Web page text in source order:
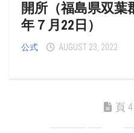
開所（福島県双葉
年７月22日）
公式 AUGUST 23, 2022
頁